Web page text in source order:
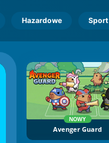
Hazardowe Sport
NOWY
Avenger Guard